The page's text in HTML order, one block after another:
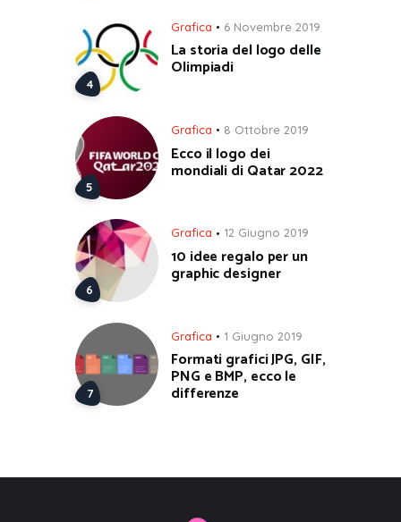
Grafica 6 Novembre 2019
La storia del logo delle
Olimpiadi
Grafica 8 Ottobre 2019
Ecco il logo dei
mondiali di Qatar 2022
Grafica 12 Giugno 2019
10 idee regalo per un
graphic designer
Grafica 1 Giugno 2019
Formati grafici JPG, GIF,
PNG e BMP, ecco le
differenze